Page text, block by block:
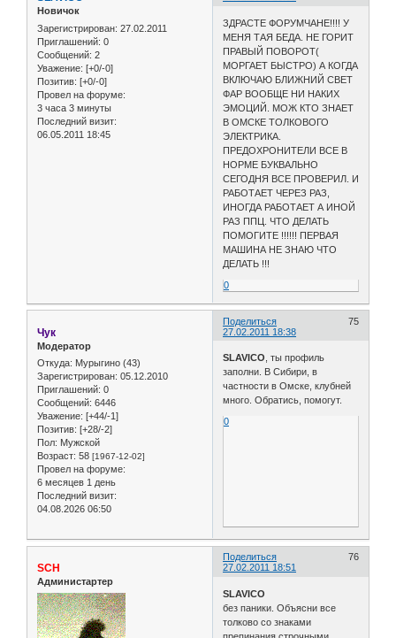
Новичок
Зарегистрирован: 27.02.2011
Приглашений: 0
Сообщений: 2
Уважение: [+0/-0]
Позитив: [+0/-0]
Провел на форуме:
3 часа 3 минуты
Последний визит:
06.05.2011 18:45
ЗДРАСТЕ ФОРУМЧАНЕ!!!! У
МЕНЯ ТАЯ БЕДА. НЕ ГОРИТ
ПРАВЫЙ ПОВОРОТ(
МОРГАЕТ БЫСТРО) А КОГДА
ВКЛЮЧАЮ БЛИЖНИЙ СВЕТ
ФАР ВООБЩЕ НИ НАКИХ
ЭМОЦИЙ. МОЖ КТО ЗНАЕТ
В ОМСКЕ ТОЛКОВОГО
ЭЛЕКТРИКА.
ПРЕДОХРОНИТЕЛИ ВСЕ В
НОРМЕ БУКВАЛЬНО
СЕГОДНЯ ВСЕ ПРОВЕРИЛ. И
РАБОТАЕТ ЧЕРЕЗ РАЗ,
ИНОГДА РАБОТАЕТ А ИНОЙ
РАЗ ППЦ. ЧТО ДЕЛАТЬ
ПОМОГИТЕ !!!!!! ПЕРВАЯ
МАШИНА НЕ ЗНАЮ ЧТО
ДЕЛАТЬ !!!
0
Поделиться
75
27.02.2011 18:38
Чук
Модератор
Откуда: Мурыгино (43)
Зарегистрирован: 05.12.2010
Приглашений: 0
Сообщений: 6446
Уважение: [+44/-1]
Позитив: [+28/-2]
Пол: Мужской
Возраст: 58 [1967-12-02]
Провел на форуме:
6 месяцев 1 день
Последний визит:
04.08.2026 06:50
SLAVICO , ты профиль
заполни. В Сибири, в
частности в Омске, клубней
много. Обратись, помогут.
0
Поделиться
76
27.02.2011 18:51
SCH
Администартер
SLAVICO
без паники. Объясни все
толково со знаками